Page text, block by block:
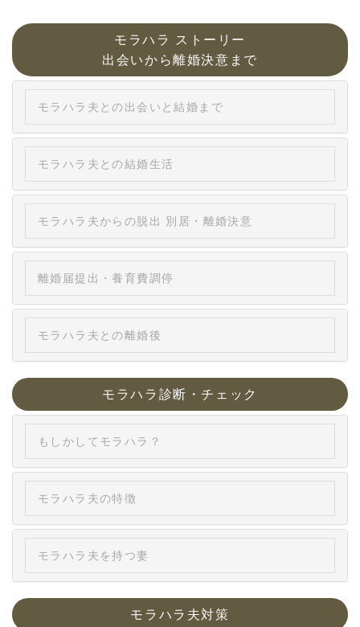
モラハラ ストーリー
出会いから離婚決意まで
モラハラ夫との出会いと結婚まで
モラハラ夫との結婚生活
モラハラ夫からの脱出 別居・離婚決意
離婚届提出・養育費調停
モラハラ夫との離婚後
モラハラ診断・チェック
もしかしてモラハラ？
モラハラ夫の特徴
モラハラ夫を持つ妻
モラハラ夫対策